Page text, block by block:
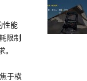
性能
限制
于横